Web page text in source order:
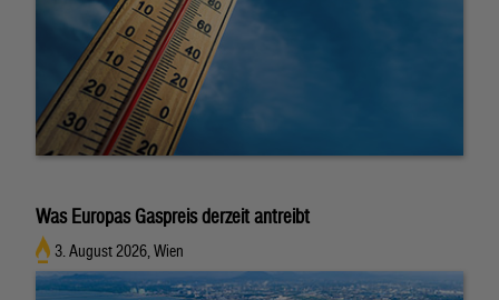
Was Europas Gaspreis derzeit antreibt
3. August 2026, Wien